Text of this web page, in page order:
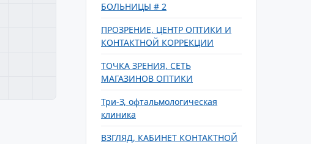
БОЛЬНИЦЫ # 2
ПРОЗРЕНИЕ, ЦЕНТР ОПТИКИ И
КОНТАКТНОЙ КОРРЕКЦИИ
ТОЧКА ЗРЕНИЯ, СЕТЬ
МАГАЗИНОВ ОПТИКИ
Три-З, офтальмологическая
клиника
ВЗГЛЯД, КАБИНЕТ КОНТАКТНОЙ